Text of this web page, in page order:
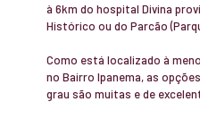
à 6km do hospital Divina
Histórico ou do Parcão
Como está localizado à
no Bairro Ipanema, as
grau são muitas e de